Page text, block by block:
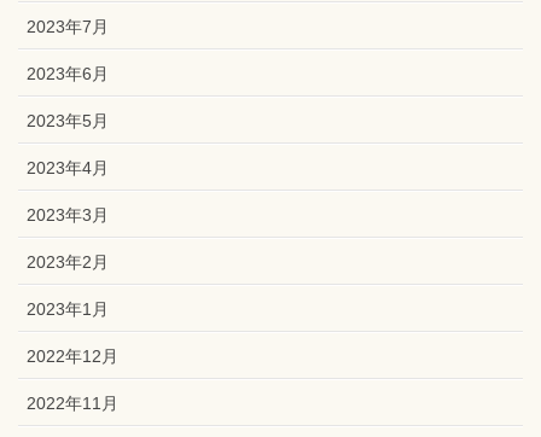
2023年7月
2023年6月
2023年5月
2023年4月
2023年3月
2023年2月
2023年1月
2022年12月
2022年11月